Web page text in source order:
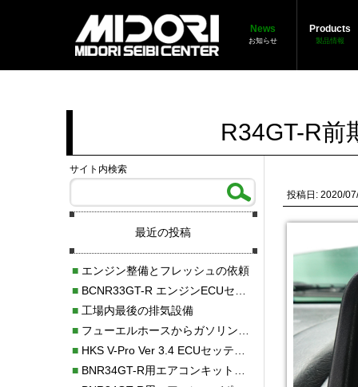
News
お知らせ
Products
製品情報
R34GT-R前
投稿日: 2020/
サイト内検索
最近の投稿
■エンジン整備とフレッシュの依頼
■BCNR33GT-R エンジンECUセッティング調整
■工場内最後の排気設備
■フューエルホースからガソリン漏れ
■HKS V-Pro Ver 3.4 ECUセッティング
■BNR34GT-R用エアコンキット新発売！！